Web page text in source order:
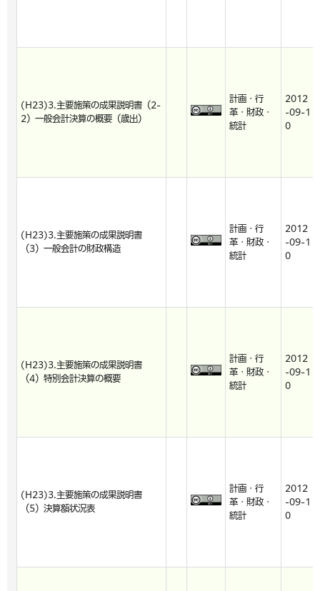
(H23)3.主要施策の成果説明書（2-
2）一般会計決算の概要（歳出）
計画・行
革・財政・
統計
2012
-09-1
0
(H23)3.主要施策の成果説明書
（3）一般会計の財政構造
計画・行
革・財政・
統計
2012
-09-1
0
(H23)3.主要施策の成果説明書
（4）特別会計決算の概要
計画・行
革・財政・
統計
2012
-09-1
0
(H23)3.主要施策の成果説明書
（5）決算額状況表
計画・行
革・財政・
統計
2012
-09-1
0